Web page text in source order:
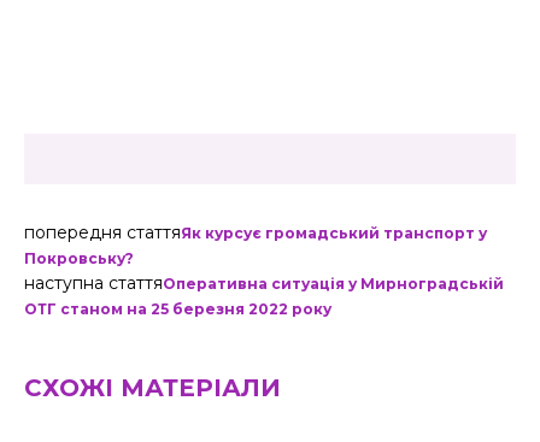
попередня статтяЯк курсує громадський транспорт у
Покровську?
наступна статтяОперативна ситуація у Мирноградській
ОТГ станом на 25 березня 2022 року
СХОЖІ МАТЕРІАЛИ